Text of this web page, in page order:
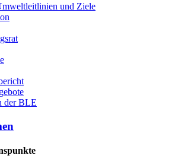
und Zie­le
der BLE